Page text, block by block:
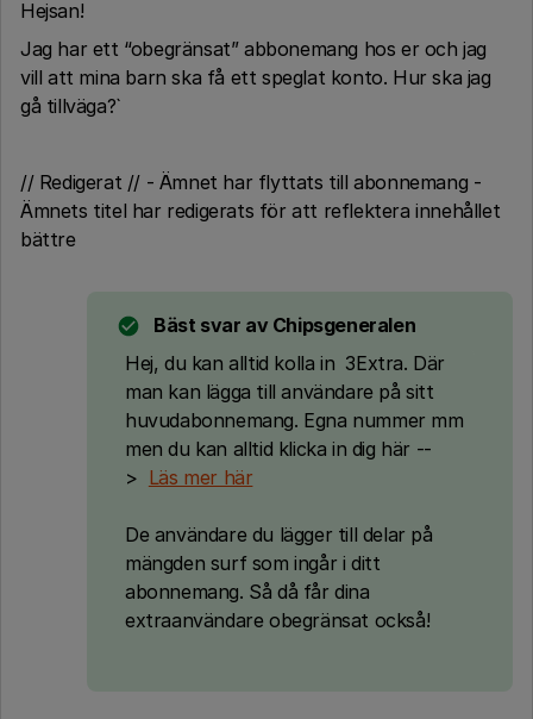
Hejsan!
Jag har ett “obegränsat” abbonemang hos er och jag
vill att mina barn ska få ett speglat konto. Hur ska jag
gå tillväga?`
// Redigerat // - Ämnet har flyttats till abonnemang -
Ämnets titel har redigerats för att reflektera innehållet
bättre
Bäst svar av Chipsgeneralen
Hej, du kan alltid kolla in 3Extra. Där
man kan lägga till användare på sitt
huvudabonnemang. Egna nummer mm
men du kan alltid klicka in dig här --
> Läs mer här
De användare du lägger till delar på
mängden surf som ingår i ditt
abonnemang. Så då får dina
extraanvändare obegränsat också!